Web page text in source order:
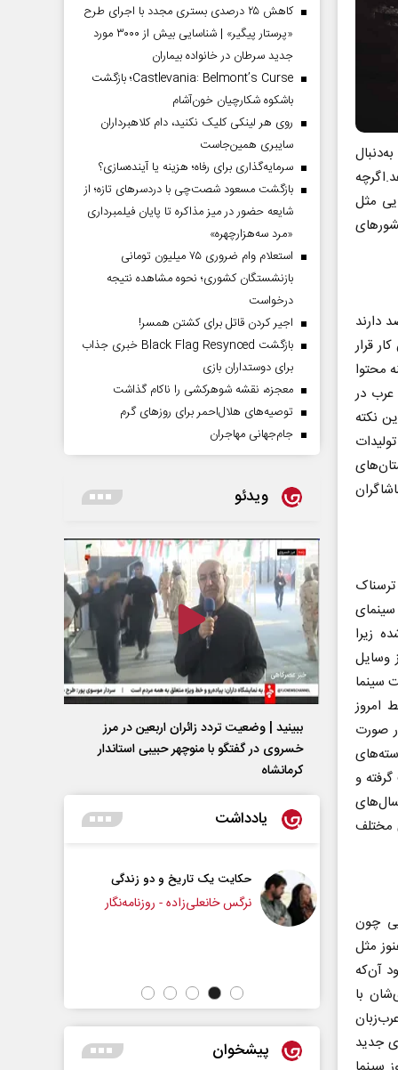
مثل
دارند
قرار
محتوا
عرب در
نکته
زیرا
وسایل
سینما
امروز
صورت
و
مختلف
چون
مثل
آن‌که
با
جدید
کاهش ۲۵ درصدی بستری مجدد با اجرای طرح
«پرستار پیگیر» | شناسایی بیش از ۳۰۰۰ مورد
جدید سرطان در خانواده بیماران
Castlevania: Belmont’s Curse؛ بازگشت
باشکوه شکارچیان خون‌آشام
روی هر لینکی کلیک نکنید، دام کلاهبرداران
سایبری همین‌جاست
سرمایه‌گذاری برای رفاه؛ هزینه یا آینده‌سازی؟
بازگشت مسعود شصت‌چی با دردسر‌های تازه؛ از
شایعه حضور در میز مذاکره تا پایان فیلمبرداری
«مرد سه‌هزارچهره»
استعلام وام ضروری ۷۵ میلیون تومانی
بازنشستگان کشوری؛ نحوه مشاهده نتیجه
درخواست
اجیر کردن قاتل برای کشتن همسر!
بازگشت Black Flag Resynced خبری جذاب
برای دوستداران بازی
معجزه، نقشه شوهرکشی را ناکام گذاشت
توصیه‌های هلال‌احمر برای روز‌های گرم
جام‌جهانی مهاجران
ویدئو
ببینید | وضعیت تردد زائران اربعین در مرز
خسروی در گفتگو با منوچهر حبیبی استاندار
کرمانشاه
یادداشت
تاریخ و دو زندگی
- روزنامه‌نگار
چرایی عقب‌نشینی ترامپ؟
پیشخوان